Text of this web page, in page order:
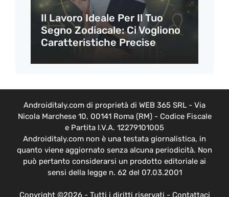
Il Lavoro Ideale Per Il Tuo
Segno Zodiacale: Ci Vogliono
Caratteristiche Precise
Androiditaly.com di proprietà di WEB 365 SRL - Via
Nicola Marchese 10, 00141 Roma (RM) - Codice Fiscale
e Partita I.V.A. 12279101005
Androiditaly.com non è una testata giornalistica, in
quanto viene aggiornato senza alcuna periodicità. Non
può pertanto considerarsi un prodotto editoriale ai
sensi della legge n. 62 del 07.03.2001
Copyright ©2026 - Tutti i diritti riservati - Contattaci